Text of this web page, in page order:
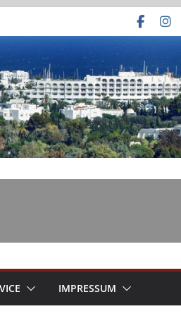
IMPRESSUM